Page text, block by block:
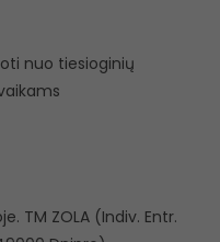
nuo tiesioginių
TM ZOLA (Indiv. Entr.